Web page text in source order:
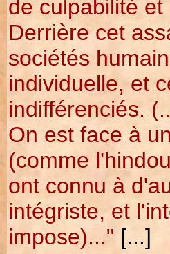
de culpabilité
Derrière cet
sociétés
individuelle, et
indifférenciés.
On est face à
(comme
ont connu à
intégriste, et
impose)..." [...]